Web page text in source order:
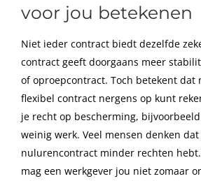
voor jou betekenen
Niet ieder contract biedt dezelfde
contract geeft doorgaans meer
of oproepcontract. Toch betekent dat
flexibel contract nergens op kunt
je recht op bescherming,
weinig werk. Veel mensen denken
nulurencontract minder rechten
mag een werkgever jou niet zomaar